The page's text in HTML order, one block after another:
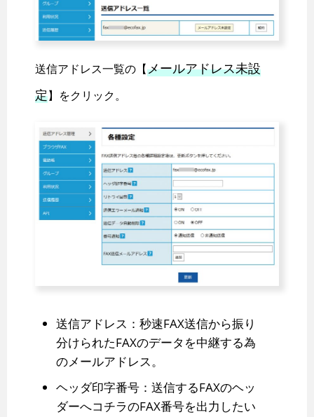
送信アドレス一覧の【メールアドレス未設
定】をクリック。
送信アドレス：秒速FAX送信から振り
分けられたFAXのデータを中継する為
のメールアドレス。
ヘッダ印字番号：送信するFAXのヘッ
ダーへコチラのFAX番号を出力したい